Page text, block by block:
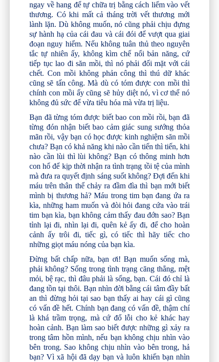
ngay về hang để tự chữa trị bằng cách liếm vào vết
thương. Có khi mất cả tháng trời vết thương mới
lành lặn. Dù không muốn, nó cũng phải chịu đựng
sự hành hạ của cái đau và cái đói để vượt qua giai
đoạn nguy hiểm. Nếu không tuân thủ theo nguyên
tắc tự nhiên ấy, không kìm chế nổi bản năng, cứ
tiếp tục lao đi săn mồi, thì nó phải đối mặt với cái
chết. Con mồi không phản công thì thú dữ khác
cũng sẽ tấn công. Mà dù có tóm được con mồi thì
chính con mồi ấy cũng sẽ hủy diệt nó, vì cơ thể nó
không đủ sức để vừa tiêu hóa mà vừa trị liệu.
Bạn đã từng tóm được biết bao con mồi rồi, bạn đã
từng đón nhận biết bao cảm giác sung sướng thỏa
mãn rồi, vậy bạn có học được kinh nghiệm săn mồi
chưa? Bạn có khả năng khi nào cần tiến thì tiến, khi
nào cần lùi thì lùi không? Bạn có thông minh hơn
con hổ để kịp thời nhận ra tình trạng tồi tệ của mình
mà đưa ra quyết định sáng suốt không? Đợi đến khi
máu trên thân thể chảy ra đầm đìa thì bạn mới biết
mình bị thương hả? Máu trong tim bạn đang ứa ra
kìa, những ham muốn và đòi hỏi đang cứa vào trái
tim bạn kìa, bạn không cảm thấy đau đớn sao? Bạn
tỉnh lại đi, nhìn lại đi, quên kẻ ấy đi, để cho hoàn
cảnh ấy trôi đi, tiếc gì, có tiếc thì hãy tiếc cho
những giọt máu nóng của bạn kìa.
Đừng bất chấp nữa, bạn ơi! Bạn muốn sống mà,
phải không? Sống trong tình trạng căng thẳng, mệt
mỏi, bệ rạc, thì đâu phải là sống, bạn. Cái đó chỉ là
đang tồn tại thôi. Bạn nhìn đời bằng cái tâm đầy bất
an thì đừng hỏi tại sao bạn thấy ai hay cái gì cũng
có vấn đề hết. Chính bạn đang có vấn đề, thậm chí
là khá trầm trọng, mà cứ đổ lỗi cho kẻ khác hay
hoàn cảnh. Bạn làm sao biết được những gì xảy ra
trong tâm hồn mình, nếu bạn không chịu nhìn vào
bên trong. Sao không chịu nhìn vào bên trong, hả
bạn? Vì xã hội đã dạy bạn và luôn khiến bạn nhìn